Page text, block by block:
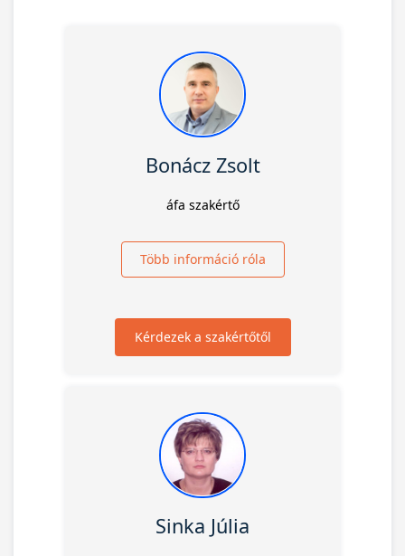
Bonácz Zsolt
áfa szakértő
Több információ róla
Kérdezek a szakértőtől
Sinka Júlia